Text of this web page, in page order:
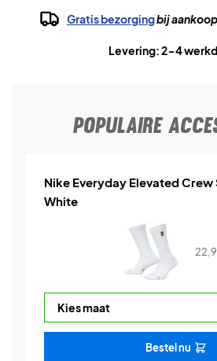
Gratis bezorgingbij
Levering: 2-4
POPULAIRE
Nike Everyday Elevated
White
Bestel nu